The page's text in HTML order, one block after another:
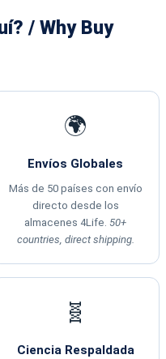
/ Why Buy
🌍
Envíos Globales
Más de 50 países con envío
directo desde los
almacenes 4Life. 50+
countries, direct shipping.
🧬
Ciencia Respaldada